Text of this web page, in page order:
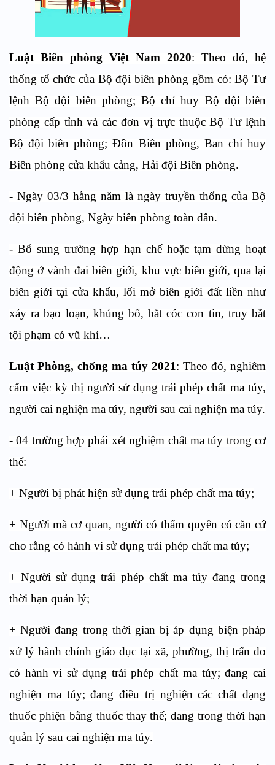
Luật Biên phòng Việt Nam 2020: Theo đó, hệ
thống tổ chức của Bộ đội biên phòng gồm có: Bộ Tư
lệnh Bộ đội biên phòng; Bộ chỉ huy Bộ đội biên
phòng cấp tỉnh và các đơn vị trực thuộc Bộ Tư lệnh
Bộ đội biên phòng; Đồn Biên phòng, Ban chỉ huy
Biên phòng cửa khẩu cảng, Hải đội Biên phòng.
- Ngày 03/3 hằng năm là ngày truyền thống của Bộ
đội biên phòng, Ngày biên phòng toàn dân.
- Bổ sung trường hợp hạn chế hoặc tạm dừng hoạt
động ở vành đai biên giới, khu vực biên giới, qua lại
biên giới tại cửa khẩu, lối mở biên giới đất liền như
xảy ra bạo loạn, khủng bố, bắt cóc con tin, truy bắt
tội phạm có vũ khí…
Luật Phòng, chống ma túy 2021: Theo đó, nghiêm
cấm việc kỳ thị người sử dụng trái phép chất ma túy,
người cai nghiện ma túy, người sau cai nghiện ma túy.
- 04 trường hợp phải xét nghiệm chất ma túy trong cơ
thể:
+ Người bị phát hiện sử dụng trái phép chất ma túy;
+ Người mà cơ quan, người có thẩm quyền có căn cứ
cho rằng có hành vi sử dụng trái phép chất ma túy;
+ Người sử dụng trái phép chất ma túy đang trong
thời hạn quản lý;
+ Người đang trong thời gian bị áp dụng biện pháp
xử lý hành chính giáo dục tại xã, phường, thị trấn do
có hành vi sử dụng trái phép chất ma túy; đang cai
nghiện ma túy; đang điều trị nghiện các chất dạng
thuốc phiện bằng thuốc thay thế; đang trong thời hạn
quản lý sau cai nghiện ma túy.